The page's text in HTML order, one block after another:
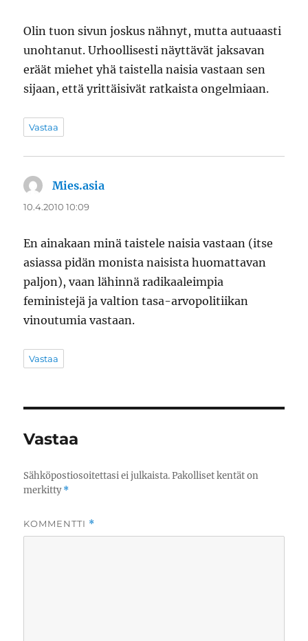
Olin tuon sivun joskus nähnyt, mutta autuaasti
unohtanut. Urhoollisesti näyttävät jaksavan
eräät miehet yhä taistella naisia vastaan sen
sijaan, että yrittäisivät ratkaista ongelmiaan.
Vastaa
Mies.asia
10.4.2010 10:09
En ainakaan minä taistele naisia vastaan (itse
asiassa pidän monista naisista huomattavan
paljon), vaan lähinnä radikaaleimpia
feministejä ja valtion tasa-arvopolitiikan
vinoutumia vastaan.
Vastaa
Vastaa
Sähköpostiosoitettasi ei julkaista. Pakolliset kentät on
merkitty*
KOMMENTTI *